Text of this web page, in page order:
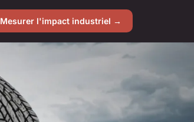
Mesurer l'impact industriel →